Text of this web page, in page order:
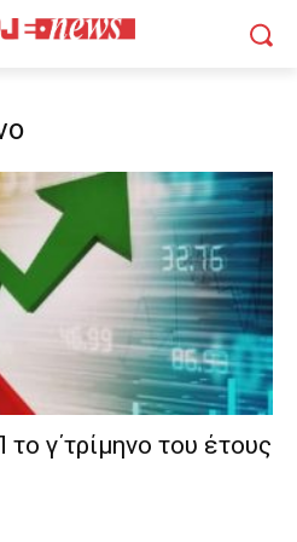
γ΄τρίμηνο του έτους